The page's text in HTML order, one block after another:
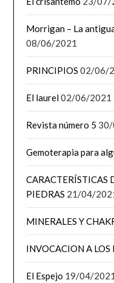
Morrigan – La
08/06/2021
PRINCIPIOS 02/06/
El laurel02/06/2021
Revista número 5
Gemoterapia para
CARACTERÍSTICAS
PIEDRAS 21/04/
MINERALES Y
INVOCACION A LOS
El Espejo 19/04/2021